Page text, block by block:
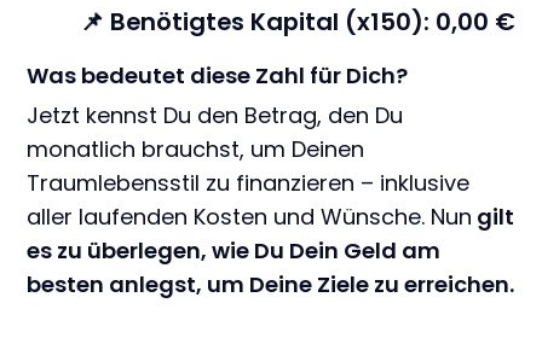
📌 Benötigtes Kapital (x150): 0,00 €
Was bedeutet diese Zahl für Dich?
Jetzt kennst Du den Betrag, den Du
monatlich brauchst, um Deinen
Traumlebensstil zu finanzieren – inklusive
aller laufenden Kosten und Wünsche. Nun gilt
es zu überlegen, wie Du Dein Geld am
besten anlegst, um Deine Ziele zu erreichen.